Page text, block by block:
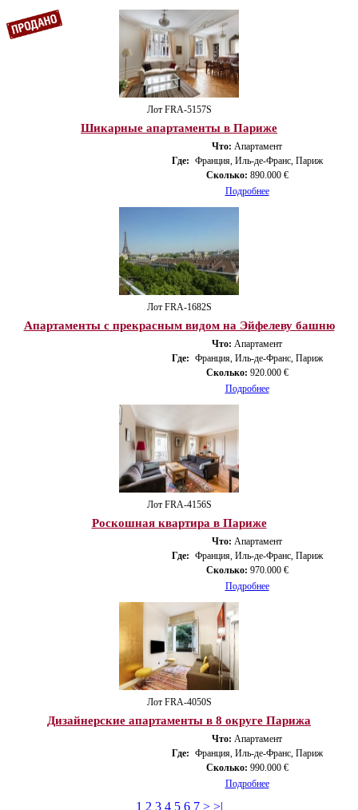
Лот FRA-5157S
Шикарные апартаменты в Париже
Что: Апартамент
Где: Франция, Иль-де-Франс, Париж
Сколько: 890.000 €
Подробнее
Лот FRA-1682S
Апартаменты с прекрасным видом на Эйфелеву башню
Что: Апартамент
Где: Франция, Иль-де-Франс, Париж
Сколько: 920.000 €
Подробнее
Лот FRA-4156S
Роскошная квартира в Париже
Что: Апартамент
Где: Франция, Иль-де-Франс, Париж
Сколько: 970.000 €
Подробнее
Лот FRA-4050S
Дизайнерские апартаменты в 8 округе Парижа
Что: Апартамент
Где: Франция, Иль-де-Франс, Париж
Сколько: 990.000 €
Подробнее
1 2 3 4 5 6 7 > >|